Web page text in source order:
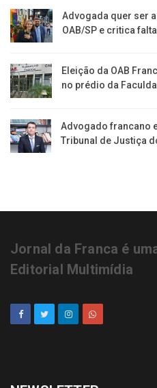
Advogada quer ser
OAB/SP e critica
Eleição da OAB
no prédio da
Advogado francano
Tribunal de Justiça
Jornal da Franca é
Editorial Multimídia